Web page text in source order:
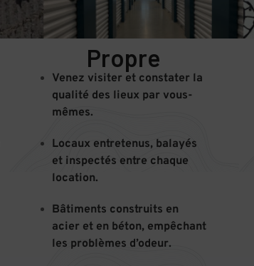
Propre
Venez visiter et constater la
qualité des lieux par vous-
mêmes.
Locaux entretenus, balayés
et inspectés entre chaque
location.
Bâtiments construits en
acier et en béton, empêchant
les problèmes d’odeur.